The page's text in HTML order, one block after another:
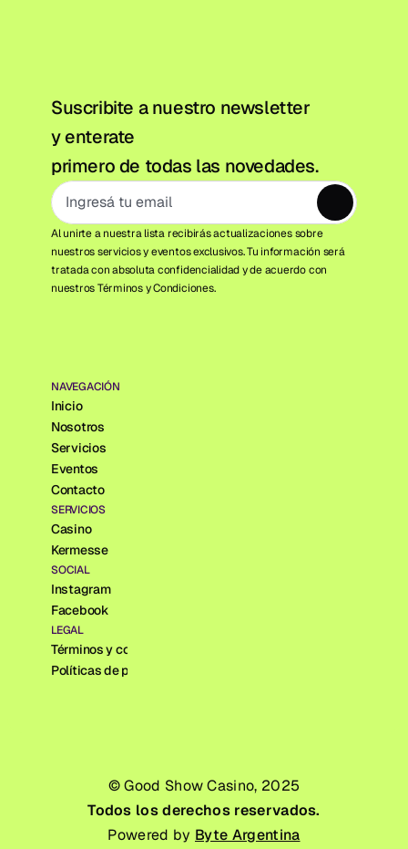
Suscribite a nuestro newsletter
y enterate
primero de todas las novedades.
Al unirte a nuestra lista recibirás actualizaciones sobre
nuestros servicios y eventos exclusivos. Tu información será
tratada con absoluta confidencialidad y de acuerdo con
nuestros Términos y Condiciones.
NAVEGACIÓN
Inicio
Nosotros
Servicios
Eventos
Contacto
SERVICIOS
Casino
Kermesse
SOCIAL
Instagram
Facebook
LEGAL
Términos y condiciones
Políticas de privacidad
© Good Show Casino, 2025
Todos los derechos reservados.
Powered by Byte Argentina